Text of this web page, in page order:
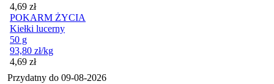
Cena
4,69 zł
POKARM ŻYCIA
Kiełki lucerny
50 g
93,80 zł/kg
Cena
4,69 zł
Przydatny do 09-08-2026